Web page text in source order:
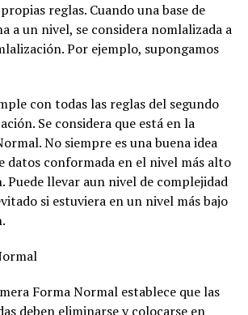
reglas. Cuando una base de
a un nivel, se considera nomlalizada a
Por ejemplo, supongamos
con todas las reglas del segundo
Se considera que está en la
No siempre es una buena idea
datos conformada en el nivel más alto
Puede llevar aun nivel de complejidad
si estuviera en un nivel más bajo
Forma Normal establece que las
deben eliminarse y colocarse en